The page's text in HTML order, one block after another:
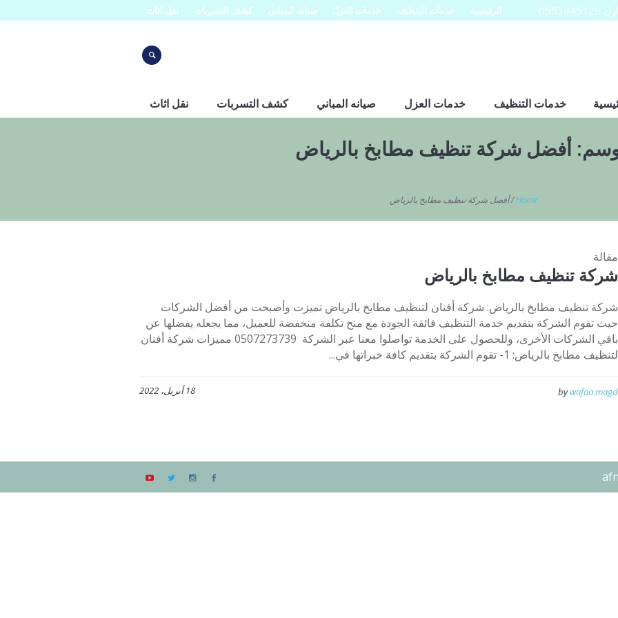
الرئيسية خدمات التنظيف خدمات العزل صيانه المباني كشف التسربات نقل اثاث
خدمات التنظيف خدمات العزل صيانه المباني كشف التسربات نقل اثاث
أفضل شركة تنظيف مطابخ بالرياض
Home
/أفضل شركة تنظيف مطابخ بالرياض
مقالة
شركة تنظيف مطابخ بالرياض
شركة تنظيف مطابخ بالرياض: شركة أفنان لتنظيف مطابخ بالرياض تميزت وأصبحت من أفضل الشركات
حيث تقوم الشركة بتقديم خدمة التنظيف فائقة الجودة مع منح تكلفة منخفضة للعميل، مما يجعله يفضلها عن
باقي الشركات الأخرى، وللحصول على الخدمة تواصلوا معنا عبر الشركة 0507273739 مميزات شركة أفنان
لتنظيف مطابخ بالرياض: 1- تقوم الشركة بتقديم كافة خبراتها في...
18 أبريل، 2022 bywafaa magd